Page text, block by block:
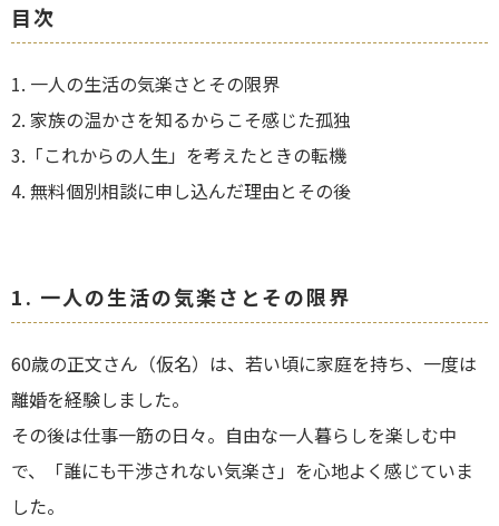
目次
1. 一人の生活の気楽さとその限界
2. 家族の温かさを知るからこそ感じた孤独
3.「これからの人生」を考えたときの転機
4. 無料個別相談に申し込んだ理由とその後
1. 一人の生活の気楽さとその限界
60歳の正文さん（仮名） は、若い頃に家庭を持ち、一度は
離婚を経験しました。
その後は仕事一筋の日々。自由な一人暮らしを楽しむ中
で、「誰にも干渉されない気楽さ」を心地よく感じていま
した。